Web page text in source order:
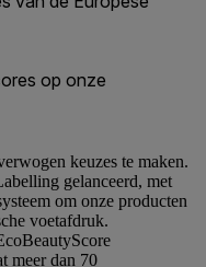
keuzes te maken.
gelanceerd, met
om onze producten
voetafdruk.
meer dan 70